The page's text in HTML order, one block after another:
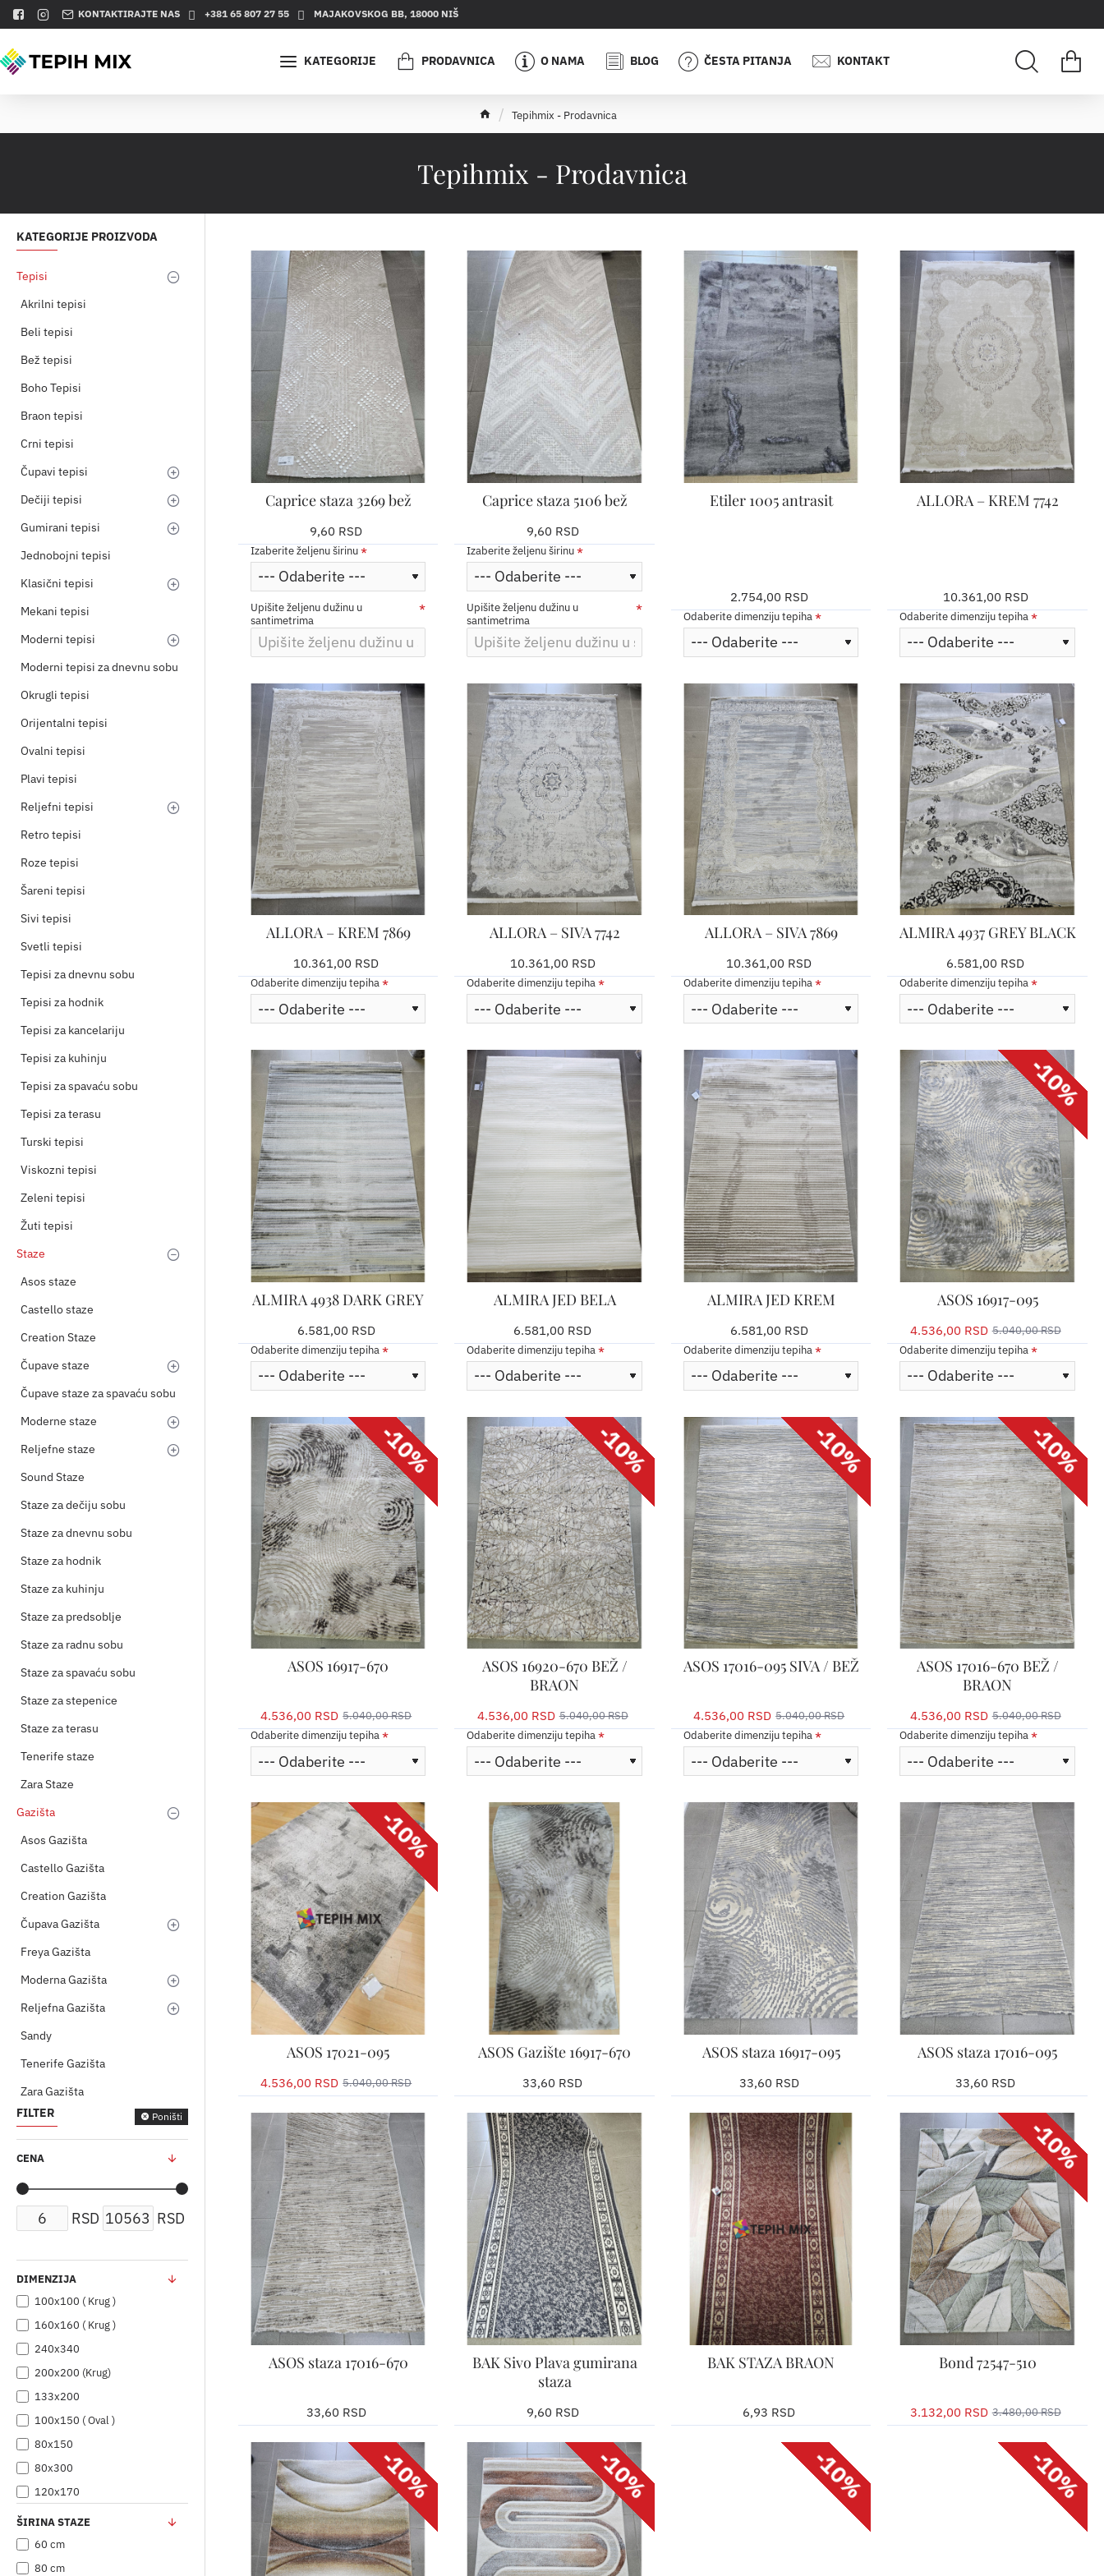
KONTAKTIRAJTE NAS +381 65 807 27 55 MAJAKOVSKOG BB, 18000 NIŠ
KATEGORIJE PRODAVNICA O NAMA BLOG ČESTA PITANJA KONTAKT
Tepihmix - Prodavnica
o
Tepihmix - Prodavnica
KATEGORIJE PROIZVODA
Tepisi
Akrilni tepisi
Beli tepisi
Bež tepisi
Boho Tepisi
Braon tepisi
Crni tepisi
Čupavi tepisi
Dečiji tepisi
Gumirani tepisi
Jednobojni tepisi
Klasični tepisi
Mekani tepisi
Moderni tepisi
Moderni tepisi za dnevnu sobu
Okrugli tepisi
Orijentalni tepisi
Ovalni tepisi
Plavi tepisi
Reljefni tepisi
Retro tepisi
Roze tepisi
Šareni tepisi
Sivi tepisi
Svetli tepisi
Tepisi za dnevnu sobu
Tepisi za hodnik
Tepisi za kancelariju
Tepisi za kuhinju
Tepisi za spavaću sobu
Tepisi za terasu
Turski tepisi
Viskozni tepisi
Zeleni tepisi
Žuti tepisi
Staze
Asos staze
Castello staze
Creation Staze
Čupave staze
Čupave staze za spavaću sobu
Moderne staze
Reljefne staze
Sound Staze
Staze za dečiju sobu
Staze za dnevnu sobu
Staze za hodnik
Staze za kuhinju
Staze za predsoblje
Staze za radnu sobu
Staze za spavaću sobu
Staze za stepenice
Staze za terasu
Tenerife staze
Zara Staze
Gazišta
Asos Gazišta
Castello Gazišta
Creation Gazišta
Čupava Gazišta
Freya Gazišta
Moderna Gazišta
Reljefna Gazišta
Sandy
Tenerife Gazišta
Zara Gazišta
FILTER
Poništi
CENA
RSD RSD
DIMENZIJA
100x100 ( Krug )
160x160 ( Krug )
240x340
200x200 (Krug)
133x200
100x150 ( Oval )
80x150
80x300
120x170
120x180
133x190
140x140 ( Krug )
ŠIRINA STAZE
60 cm
80 cm
​Caprice staza 3269 bež
9,60 RSD
Izaberite željenu širinu
Upišite željenu dužinu u
santimetrima
​Caprice staza 5106 bež
9,60 RSD
Izaberite željenu širinu
Upišite željenu dužinu u
santimetrima
​Etiler 1005 antrasit
2.754,00 RSD
Odaberite dimenziju tepiha
ALLORA – KREM 7742
10.361,00 RSD
Odaberite dimenziju tepiha
ALLORA – KREM 7869
10.361,00 RSD
Odaberite dimenziju tepiha
ALLORA – SIVA 7742
10.361,00 RSD
Odaberite dimenziju tepiha
ALLORA – SIVA 7869
10.361,00 RSD
Odaberite dimenziju tepiha
ALMIRA 4937 GREY BLACK
6.581,00 RSD
Odaberite dimenziju tepiha
ALMIRA 4938 DARK GREY
6.581,00 RSD
Odaberite dimenziju tepiha
ALMIRA JED BELA
6.581,00 RSD
Odaberite dimenziju tepiha
ALMIRA JED KREM
6.581,00 RSD
Odaberite dimenziju tepiha
-10%
ASOS 16917-095
4.536,00 RSD 5.040,00 RSD
Odaberite dimenziju tepiha
-10%
ASOS 16917-670
4.536,00 RSD 5.040,00 RSD
Odaberite dimenziju tepiha
-10%
ASOS 16920-670 BEŽ /
BRAON
4.536,00 RSD 5.040,00 RSD
Odaberite dimenziju tepiha
-10%
ASOS 17016-095 SIVA / BEŽ
4.536,00 RSD 5.040,00 RSD
Odaberite dimenziju tepiha
-10%
ASOS 17016-670 BEŽ /
BRAON
4.536,00 RSD 5.040,00 RSD
Odaberite dimenziju tepiha
-10%
ASOS 17021-095
4.536,00 RSD 5.040,00 RSD
Odaberite dimenziju tepiha
ASOS Gazište 16917-670
33,60 RSD
Upišite željenu dužinu u
santimetrima
ASOS staza 16917-095
33,60 RSD
Upišite željenu dužinu u
santimetrima
ASOS staza 17016-095
33,60 RSD
Upišite željenu dužinu u
santimetrima
ASOS staza 17016-670
33,60 RSD
Izaberite željenu širinu
BAK Sivo Plava gumirana
staza
9,60 RSD
Izaberite željenu širinu
BAK STAZA BRAON
-10%
Bond 72547-510